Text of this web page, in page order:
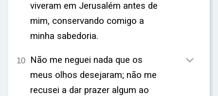
viveram em Jerusalém antes de
mim, conservando comigo a
minha sabedoria.
10 Não me neguei nada que os
meus olhos desejaram; não me
recusei a dar prazer algum ao
